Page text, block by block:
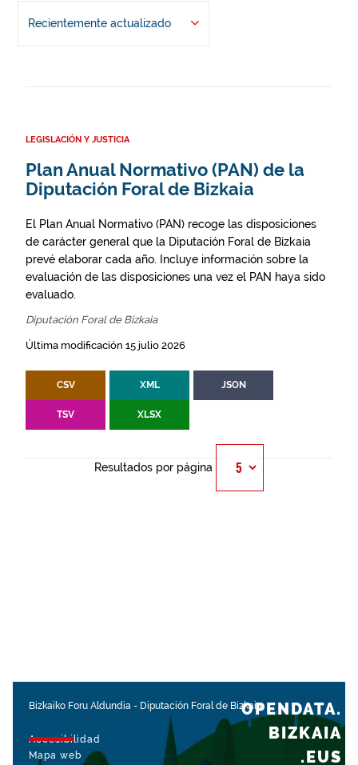
Recientemente actualizado
LEGISLACIÓN Y JUSTICIA
Plan Anual Normativo (PAN) de la
Diputación Foral de Bizkaia
El Plan Anual Normativo (PAN) recoge las disposiciones
de carácter general que la Diputación Foral de Bizkaia
prevé elaborar cada año. Incluye información sobre la
evaluación de las disposiciones una vez el PAN haya sido
evaluado.
Diputación Foral de Bizkaia
Última modificación 15 julio 2026
CSV XML JSON
TSV XLSX
Resultados por página
Bizkaiko Foru Aldundia - Diputación Foral de Bizkaia
Accesibilidad
Mapa web
OPENDATA.
BIZKAIA
.EUS